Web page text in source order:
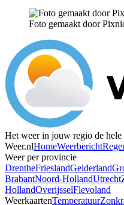
Foto gemaakt door
Het weer in jouw regio de hele
Weer.nlHomeWeerbericht
Weer per provincie
DrentheFrieslandGelderland
BrabantNoord-HollandUtrecht
HollandOverijsselFlevoland
WeerkaartenTemperatuur